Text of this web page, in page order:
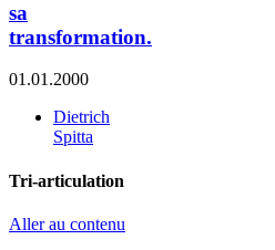
sa
transformation.
01.01.2000
Dietrich
Spitta
Tri-articulation
Aller au contenu